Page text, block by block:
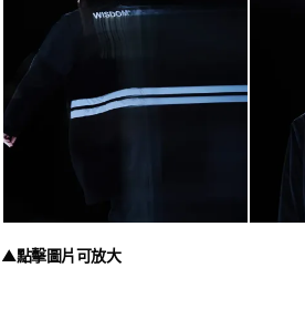
▲點擊圖片可放大